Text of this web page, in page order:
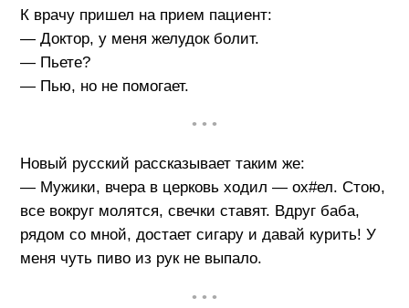
К врачу пришел на прием пациент:
— Доктор, у меня желудок болит.
— Пьете?
— Пью, но не помогает.
• • •
Новый русский рассказывает таким же:
— Мужики, вчера в церковь ходил — ох#ел. Стою,
все вокруг молятся, свечки ставят. Вдруг баба,
рядом со мной, достает сигару и давай курить! У
меня чуть пиво из рук не выпало.
• • •